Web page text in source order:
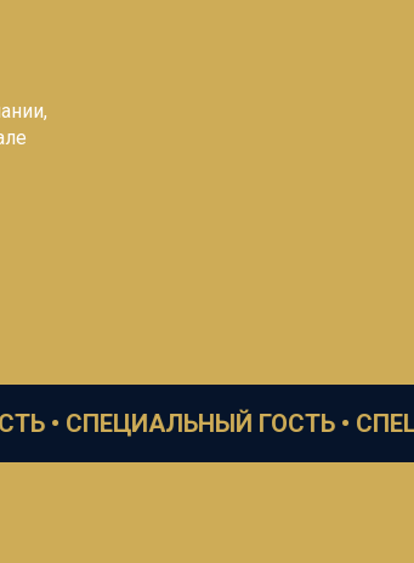
ГОСТЬ •